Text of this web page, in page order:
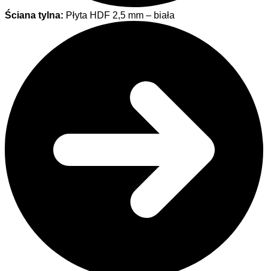
Ściana tylna: Płyta HDF 2,5 mm – biała